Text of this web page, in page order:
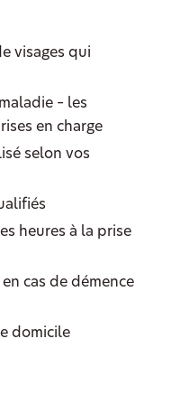
visages qui
– les
en charge
selon vos
heures à la prise
cas de démence
domicile